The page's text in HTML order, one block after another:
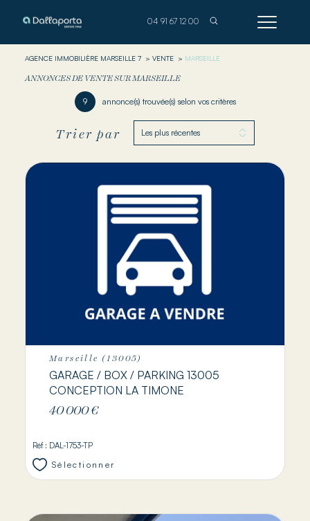
AGENCE IMMOBILIÈRE MARSEILLE 7 VENTE MARSEILLE
ANNONCES DE VENTE SUR MARSEILLE
9 annonce(s) trouvée(s) selon vos critères
Trier par Les plus récentes
Marseille (13005)
GARAGE / BOX / PARKING 13005
CONCEPTION LA TIMONE
40 000 €
Réf : DAL-1753-TP
Sélectionner